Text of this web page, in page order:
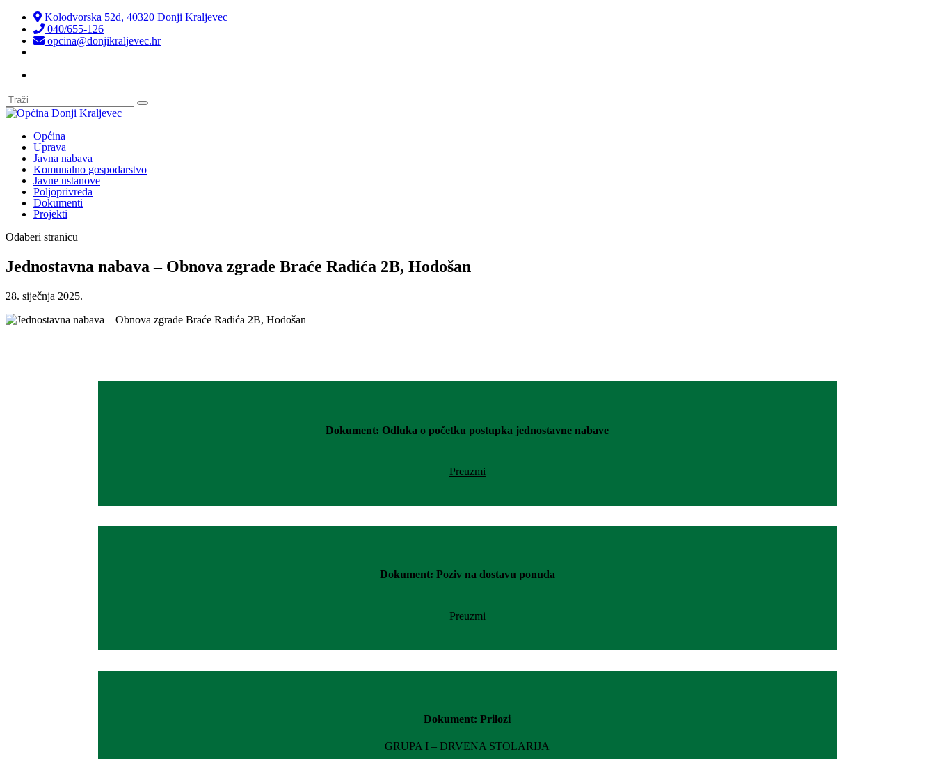
Kolodvorska 52d, 40320 Donji Kraljevec
040/655-126
opcina@donjikraljevec.hr
Općina
Uprava
Javna nabava
Komunalno gospodarstvo
Javne ustanove
Poljoprivreda
Dokumenti
Projekti
Odaberi stranicu
Jednostavna nabava – Obnova zgrade Braće Radića 2B, Hodošan
28. siječnja 2025.
Dokument: Odluka o početku postupka jednostavne nabave
Preuzmi
Dokument: Poziv na dostavu ponuda
Preuzmi
Dokument: Prilozi
GRUPA I – DRVENA STOLARIJA